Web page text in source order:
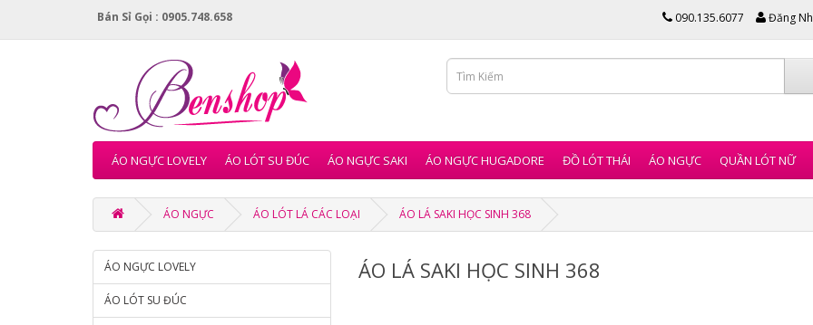
Bán Sỉ Gọi : 0905.748.658 090.135.6077 Đăng
ÁO NGỰC LOVELY ÁO LÓT SU ĐÚC ÁO NGỰC SAKI ÁO NGỰC HUGADORE ĐỒ LÓT THÁI ÁO NGỰC QUẦN LÓT NỮ
ÁO NGỰC ÁO LÓT LÁ CÁC LOẠI ÁO LÁ SAKI HỌC SINH 368
ÁO NGỰC LOVELY
ÁO LÓT SU ĐÚC
ÁO LÁ SAKI HỌC SINH 368